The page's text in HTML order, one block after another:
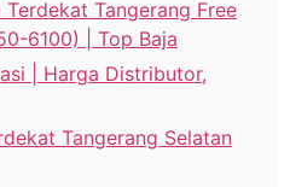
Tangerang Free
6100) | Top Baja
| Harga Distributor,
Tangerang Selatan